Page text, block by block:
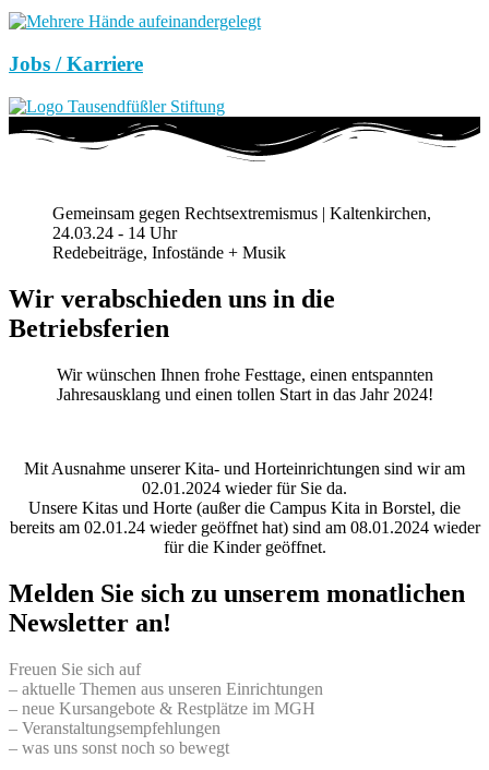
Jobs / Karriere
Gemeinsam gegen Rechtsextremismus | Kaltenkirchen,
24.03.24 - 14 Uhr
Redebeiträge, Infostände + Musik
Wir verabschieden uns in die
Betriebsferien
Wir wünschen Ihnen frohe Festtage, einen entspannten
Jahresausklang und einen tollen Start in das Jahr 2024!
Mit Ausnahme unserer Kita- und Horteinrichtungen sind wir am
02.01.2024 wieder für Sie da.
Unsere Kitas und Horte (außer die Campus Kita in Borstel, die
bereits am 02.01.24 wieder geöffnet hat) sind am 08.01.2024 wieder
für die Kinder geöffnet.
Melden Sie sich zu unserem monatlichen
Newsletter an!
Freuen Sie sich auf
– aktuelle Themen aus unseren Einrichtungen
– neue Kursangebote & Restplätze im MGH
– Veranstaltungsempfehlungen
– was uns sonst noch so bewegt